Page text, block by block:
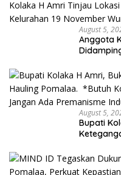
August 5,
Anggota
August 5,
Bupati
Ada